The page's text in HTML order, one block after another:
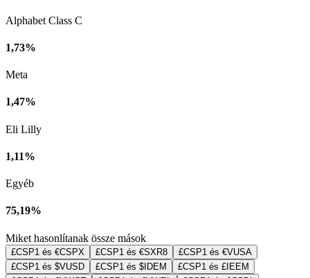
Alphabet Class C
1,73%
Meta
1,47%
Eli Lilly
1,11%
Egyéb
75,19%
Miket hasonlítanak össze mások
£CSP1 és €CSPX £CSP1 és €SXR8
£CSP1 és €VUSA
£CSP1 és $VUSD
£CSP1 és $IDEM
£CSP1 és £IEEM